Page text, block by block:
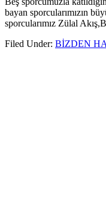
bayan sporcularımızın
sporcularımız Zülal
Filed Under: BİZDEN